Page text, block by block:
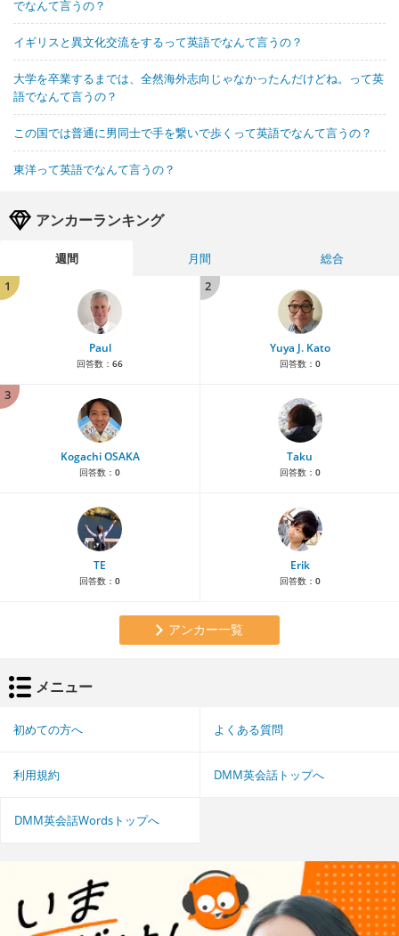
でなんて言うの？
イギリスと異文化交流をするって英語でなんて言うの？
大学を卒業するまでは、全然海外志向じゃなかったんだけどね。って英
語でなんて言うの？
この国では普通に男同士で手を繋いで歩くって英語でなんて言うの？
東洋って英語でなんて言うの？
アンカーランキング
週間 月間
総合
1
Paul
回答数： 66
2
Yuya J. Kato
回答数： 0
3
Kogachi OSAKA
回答数： 0
Taku
回答数： 0
TE
回答数： 0
Erik
回答数： 0
アンカー一覧
メニュー
初めての方へ よくある質問
利用規約 DMM英会話トップへ
DMM英会話Wordsトップへ